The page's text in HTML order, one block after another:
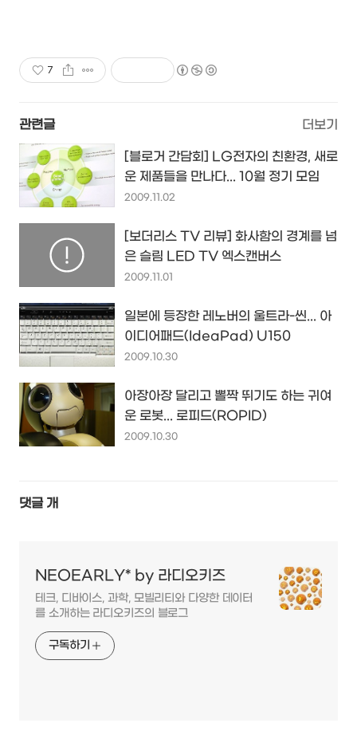
7
관련글 더보기
[블로거 간담회] LG전자의 친환경, 새로
운 제품들을 만나다... 10월 정기 모임
2009.11.02
[보더리스 TV 리뷰] 화사함의 경계를 넘
은 슬림 LED TV 엑스캔버스
2009.11.01
일본에 등장한 레노버의 울트라-씬... 아
이디어패드(IdeaPad) U150
2009.10.30
아장아장 달리고 뽈짝 뛰기도 하는 귀여
운 로봇... 로피드(ROPID)
2009.10.30
댓글 개
NEOEARLY* by 라디오키즈
테크, 디바이스, 과학, 모빌리티와 다양한 데이터
를 소개하는 라디오키즈의 블로그
구독하기